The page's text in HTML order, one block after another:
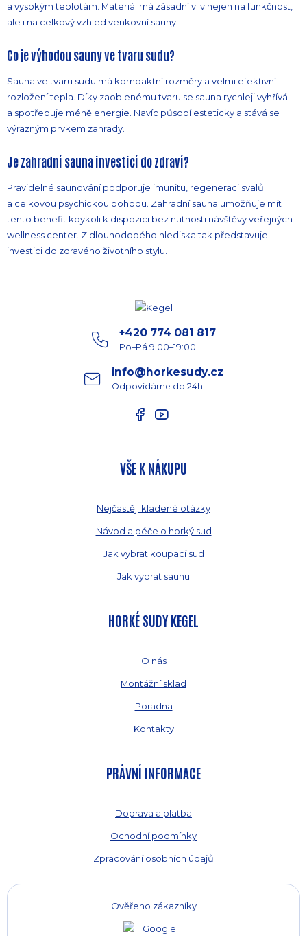
a vysokým teplotám. Materiál má zásadní vliv nejen na funkčnost,
ale i na celkový vzhled venkovní sauny.
Co je výhodou sauny ve tvaru sudu?
Sauna ve tvaru sudu má kompaktní rozměry a velmi efektivní
rozložení tepla. Díky zaoblenému tvaru se sauna rychleji vyhřívá
a spotřebuje méně energie. Navíc působí esteticky a stává se
výrazným prvkem zahrady.
Je zahradní sauna investicí do zdraví?
Pravidelné saunování podporuje imunitu, regeneraci svalů
a celkovou psychickou pohodu. Zahradní sauna umožňuje mít
tento benefit kdykoli k dispozici bez nutnosti návštěvy veřejných
wellness center. Z dlouhodobého hlediska tak představuje
investici do zdravého životního stylu.
+420 774 081 817
Po–Pá 9.00–19:00
info@horkesudy.cz
Odpovídáme do 24h
VŠE K NÁKUPU
Nejčastěji kladené otázky
Návod a péče o horký sud
Jak vybrat koupací sud
Jak vybrat saunu
HORKÉ SUDY KEGEL
O nás
Montážní sklad
Poradna
Kontakty
PRÁVNÍ INFORMACE
Doprava a platba
Ochodní podmínky
Zpracování osobních údajů
Ověřeno zákazníky